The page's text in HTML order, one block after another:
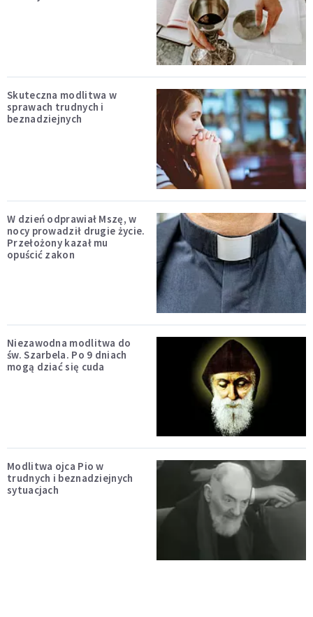
Skuteczna modlitwa w
sprawach trudnych i
beznadziejnych
W dzień odprawiał Mszę, w
nocy prowadził drugie życie.
Przełożony kazał mu
opuścić zakon
Niezawodna modlitwa do
św. Szarbela. Po 9 dniach
mogą dziać się cuda
Modlitwa ojca Pio w
trudnych i beznadziejnych
sytuacjach